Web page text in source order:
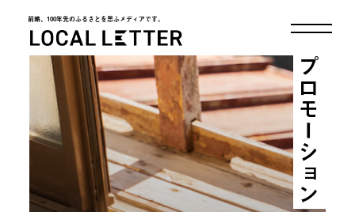
前略、100年先のふるさとを思ふメディアです。
LOCAL LETTER
プロモーション